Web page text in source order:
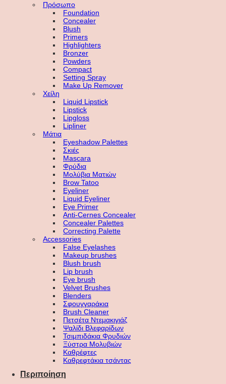
Πρόσωπο
Foundation
Concealer
Blush
Primers
Highlighters
Bronzer
Powders
Compact
Setting Spray
Make Up Remover
Χείλη
Liquid Lipstick
Lipstick
Lipgloss
Lipliner
Μάτια
Eyeshadow Palettes
Σκιές
Mascara
Φρύδια
Μολύβια Ματιών
Brow Tatoo
Eyeliner
Liquid Eyeliner
Eye Primer
Anti-Cernes Concealer
Concealer Palettes
Correcting Palette
Accessories
False Eyelashes
Makeup brushes
Blush brush
Lip brush
Eye brush
Velvet Brushes
Blenders
Σφουγγαράκια
Brush Cleaner
Πετσέτα Ντεμακιγιάζ
Ψαλίδι Βλεφαρίδων
Τσιμπιδάκια Φρυδιών
Ξύστρα Μολυβιών
Καθρέφτες
Καθρεφτάκια τσάντας
Περιποίηση